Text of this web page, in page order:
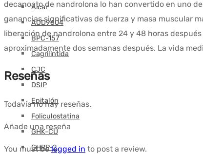
Aicar
AOD9604
BPC-157
Cagrilintida
CJC
DSIP
Epitalón
Foliculostatina
GHK-CU
GHRP-2
decanoato de nandrolona lo han convertido en uno
ganancias significativas de fuerza y masa muscular
liberación de nandrolona entre 24 y 48 horas
aproximadamente dos semanas después. La vida
Reseñas
Todavía no hay reseñas.
Añade una reseña
You must belogged in to post a review.